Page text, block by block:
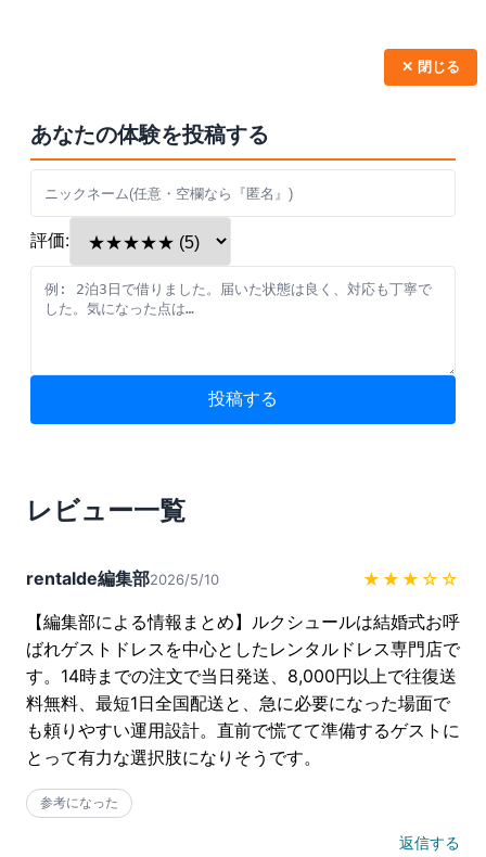
✕ 閉じる
あなたの体験を投稿する
評価:
投稿する
レビュー一覧
rentalde編集部2026/5/10 ★★★ ☆☆
【編集部による情報まとめ】ルクシュールは結婚式お呼
ばれゲストドレスを中心としたレンタルドレス専門店で
す。14時までの注文で当日発送、8,000円以上で往復送
料無料、最短1日全国配送と、急に必要になった場面で
も頼りやすい運用設計。直前で慌てて準備するゲストに
とって有力な選択肢になりそうです。
参考になった
返信する